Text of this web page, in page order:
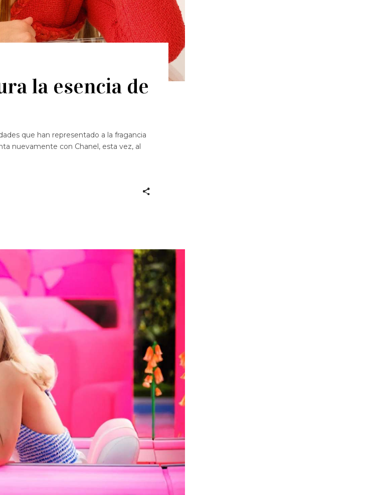
la esencia de
que han representado a la fragancia
nuevamente con Chanel, esta vez, al